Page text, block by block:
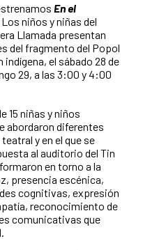
En el
niños y niñas del
Llamada presentan
del fragmento del Popol
el sábado 28 de
29, a las 3:00 y 4:00
15 niñas y niños
abordaron diferentes
y en el que se
al auditorio del Tin
en torno a la
presencia escénica,
cognitivas, expresión
reconocimiento de
comunicativas que